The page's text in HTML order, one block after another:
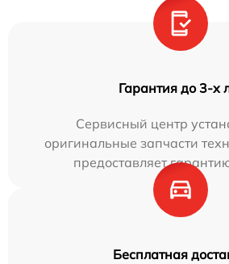
Гарантия до 3-х
Сервисный центр
оригинальные запчасти
предоставляет
Бесплатная